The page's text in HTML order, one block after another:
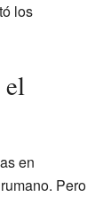
los
el
en
Pero